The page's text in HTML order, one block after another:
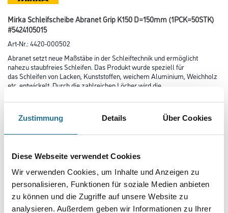
Zustimmung Details Über Cookies
Diese Webseite verwendet Cookies
Wir verwenden Cookies, um Inhalte und Anzeigen zu
personalisieren, Funktionen für soziale Medien anbieten
zu können und die Zugriffe auf unsere Website zu
analysieren. Außerdem geben wir Informationen zu Ihrer
Mirka Schleifscheibe Abranet Grip K150 D=150mm (1PCK=50STK)
#5424105015
Art-Nr.:4420-000502
Abranet setzt neue Maßstäbe in der Schleiftechnik und ermöglicht
nahezu staubfreies Schleifen. Das Produkt wurde speziell für
das Schleifen von Lacken, Kunststoffen, weichem Aluminium, Weichholz
etc. entwickelt. Durch die zahlreichen Löcher wird die
erreicht.
Durchmesser in millimeter